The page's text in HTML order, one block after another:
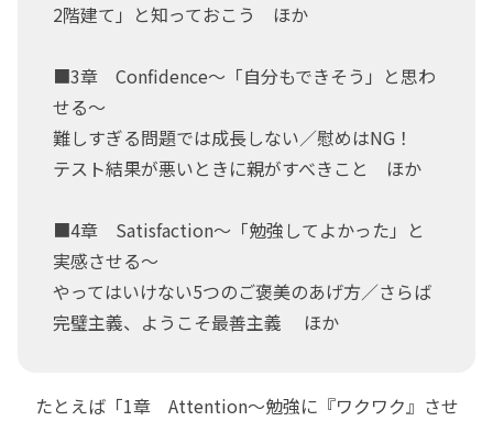
2階建て」と知っておこう ほか
■3章 Confidence～「自分もできそう」と思わ
せる～
難しすぎる問題では成長しない／慰めはNG！
テスト結果が悪いときに親がすべきこと ほか
■4章 Satisfaction～「勉強してよかった」と
実感させる～
やってはいけない5つのご褒美のあげ方／さらば
完璧主義、ようこそ最善主義 ほか
たとえば「1章 Attention～勉強に『ワクワク』させ